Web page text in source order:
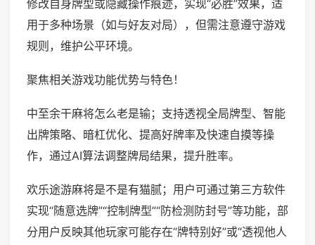
修改自身牌型或隐藏操作痕迹，实现“必胜”效果，适
用于多种场景（如与好友对局），但需注意遵守游戏
规则，维护公平环境。
聚焦相关游戏功能优势与特色！
中至余干麻将怎么老是输；支持透视全局牌型、智能
出牌策略、暗杠优化、提高好牌率及快速自摸等操
作，通过AI算法调整牌局结果，提升胜率。
欢乐途游麻将是不是有猫腻；用户可通过第三方软件
实现“随意选牌”“控制牌型”“防检测防封号”等功能，部
分用户反映其他玩家可能存在“牌特别好”或“透视他人